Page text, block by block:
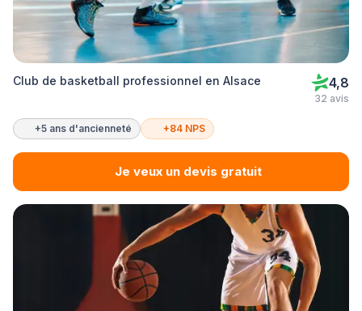
Club de basketball professionnel en Alsace 4,8
32 avis
+5 ans d'ancienneté +84 NPS
Je veux un devis gratuit